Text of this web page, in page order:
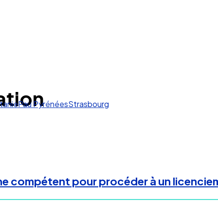
Pau PyrénéesStrasbourg
compétent pour procéder à un